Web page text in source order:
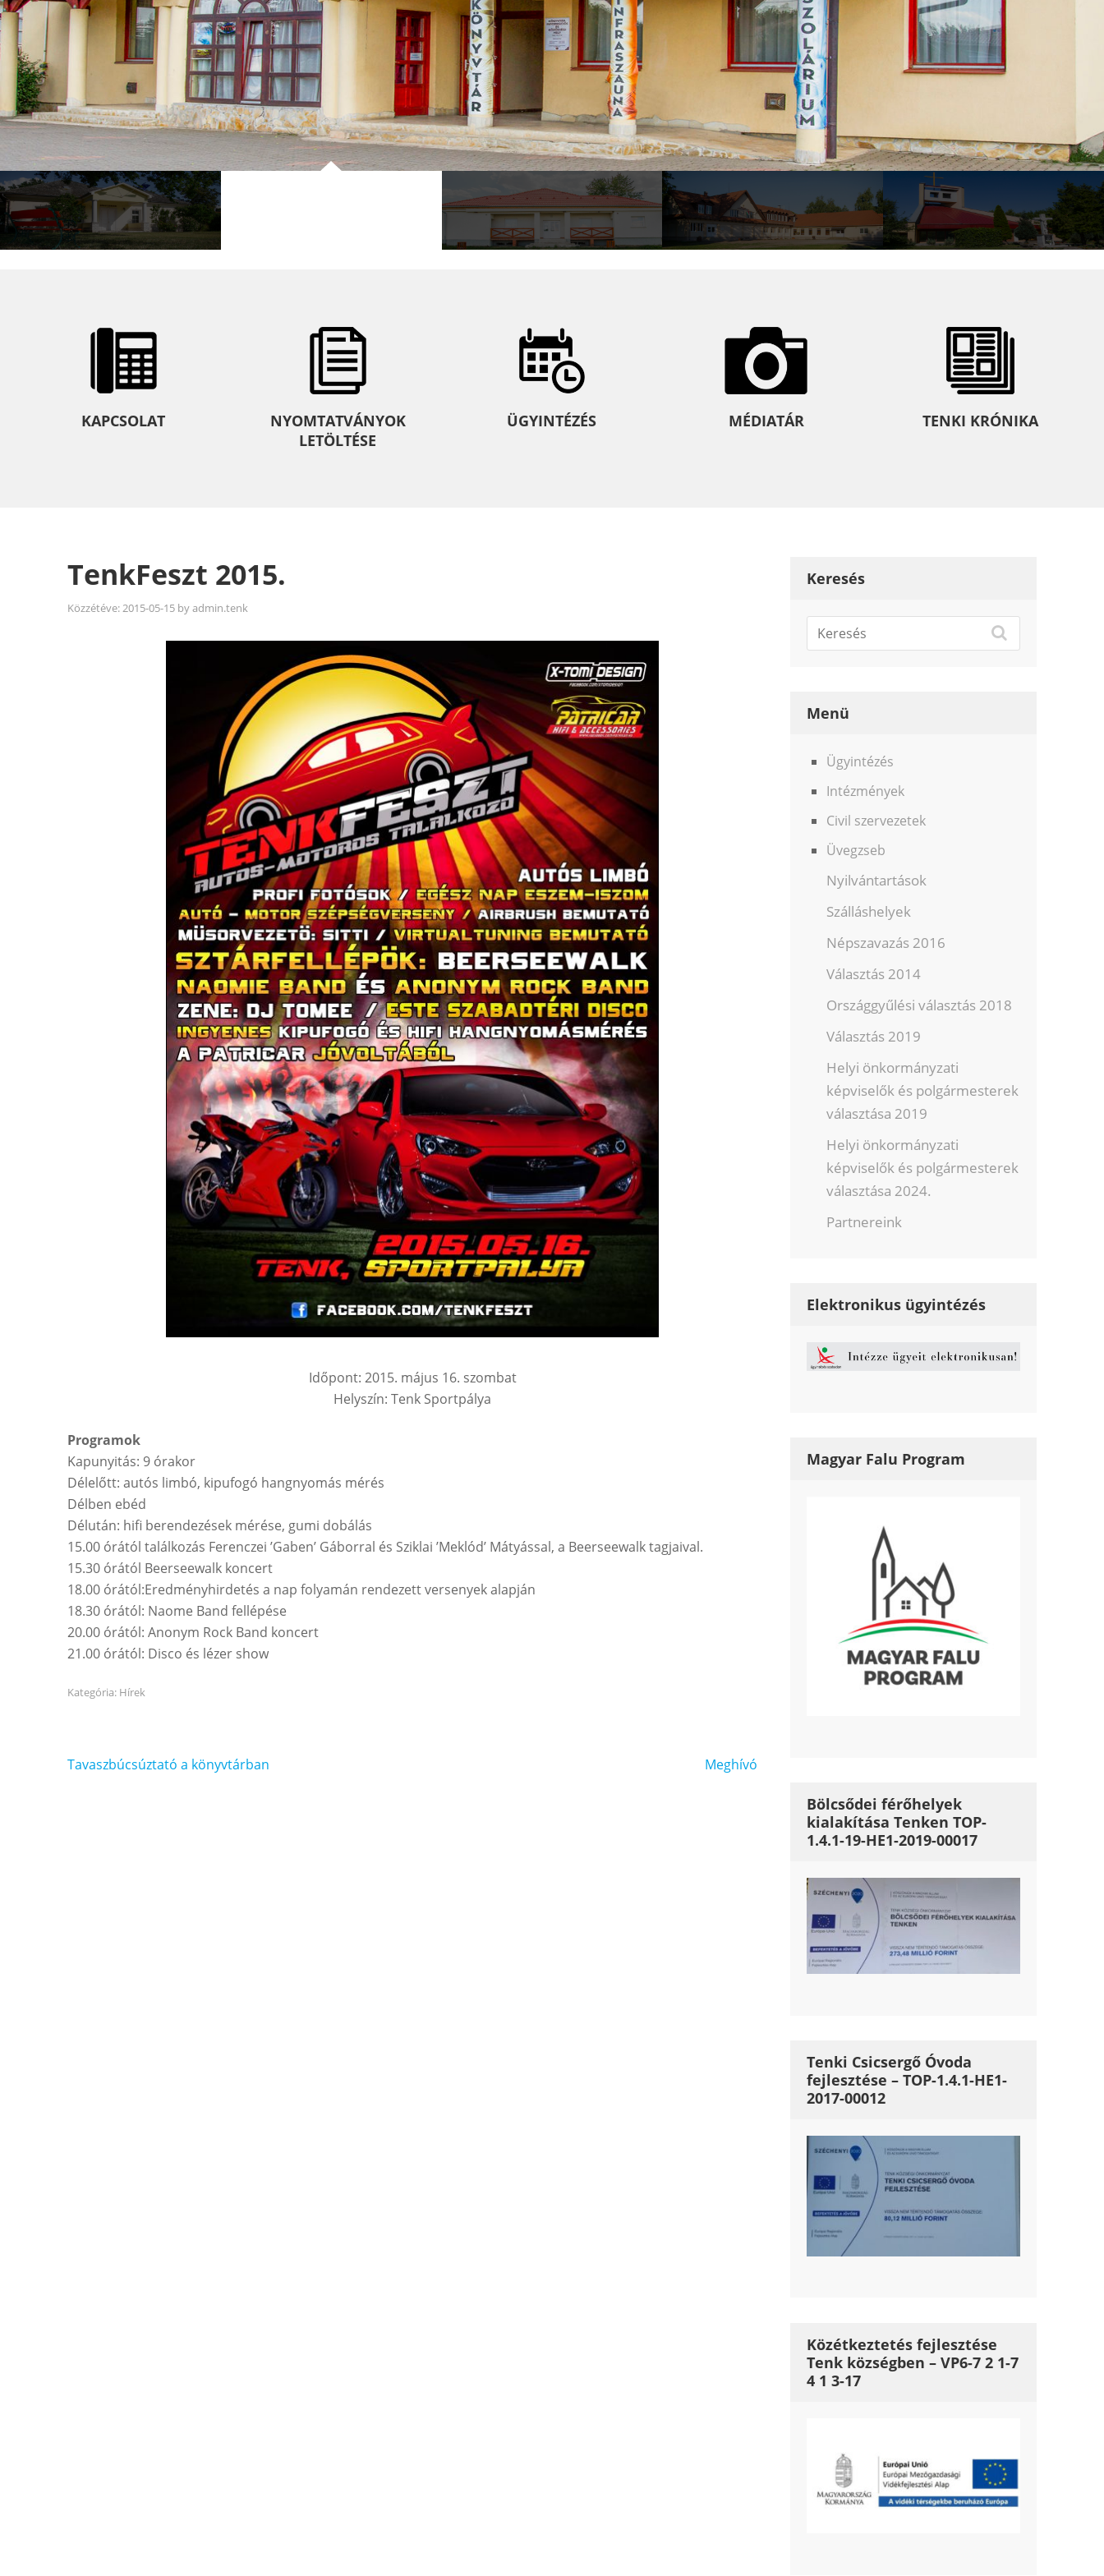
KAPCSOLAT
NYOMTATVÁNYOK
LETÖLTÉSE
ÜGYINTÉZÉS MÉDIATÁR TENKI KRÓNIKA
TenkFeszt 2015.
Közzétéve:2015-05-15 byadmin.tenk
Időpont: 2015. május 16. szombat
Helyszín: Tenk Sportpálya
Programok
Kapunyitás: 9 órakor
Délelőtt: autós limbó, kipufogó hangnyomás mérés
Délben ebéd
Délután: hifi berendezések mérése, gumi dobálás
15.00 órától találkozás Ferenczei ’Gaben’ Gáborral és Sziklai ’Meklód’ Mátyással, a Beerseewalk tagjaival.
15.30 órától Beerseewalk koncert
18.00 órától:Eredményhirdetés a nap folyamán rendezett versenyek alapján
18.30 órától: Naome Band fellépése
20.00 órától: Anonym Rock Band koncert
21.00 órától: Disco és lézer show
Kategória: Hírek
Bejegyzés
Tavaszbúcsúztató a könyvtárban Meghívó
Keresés
Menü
Ügyintézés
Intézmények
Civil szervezetek
Üvegzseb
Nyilvántartások
Szálláshelyek
Népszavazás 2016
Választás 2014
Országgyűlési választás 2018
Választás 2019
Helyi önkormányzati
képviselők és polgármesterek
választása 2019
Helyi önkormányzati
képviselők és polgármesterek
választása 2024.
Partnereink
Elektronikus ügyintézés
Magyar Falu Program
Bölcsődei férőhelyek
kialakítása Tenken TOP-
1.4.1-19-HE1-2019-00017
Tenki Csicsergő Óvoda
fejlesztése – TOP-1.4.1-HE1-
2017-00012
Közétkeztetés fejlesztése
Tenk községben – VP6-7 2 1-7
4 1 3-17